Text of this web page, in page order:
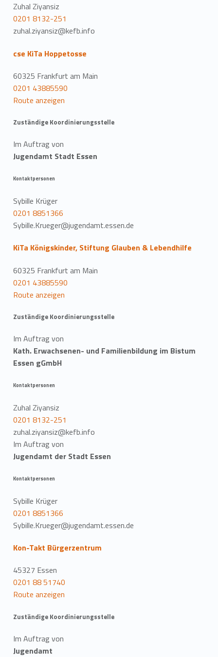
Zuhal Ziyansiz
0201 8132-251
zuhal.ziyansiz@kefb.info
cse KiTa Hoppetosse
60325 Frankfurt am Main
0201 43885590
Route anzeigen
Zuständige Koordinierungsstelle
Im Auftrag von
Jugendamt Stadt Essen
Kontaktpersonen
Sybille Krüger
0201 8851366
Sybille.Krueger@jugendamt.essen.de
KiTa Königskinder, Stiftung Glauben & Lebendhilfe
60325 Frankfurt am Main
0201 43885590
Route anzeigen
Zuständige Koordinierungsstelle
Im Auftrag von
Kath. Erwachsenen- und Familienbildung im Bistum
Essen gGmbH
Kontaktpersonen
Zuhal Ziyansiz
0201 8132-251
zuhal.ziyansiz@kefb.info
Im Auftrag von
Jugendamt der Stadt Essen
Kontaktpersonen
Sybille Krüger
0201 8851366
Sybille.Krueger@jugendamt.essen.de
Kon-Takt Bürgerzentrum
45327 Essen
0201 88 51740
Route anzeigen
Zuständige Koordinierungsstelle
Im Auftrag von
Jugendamt